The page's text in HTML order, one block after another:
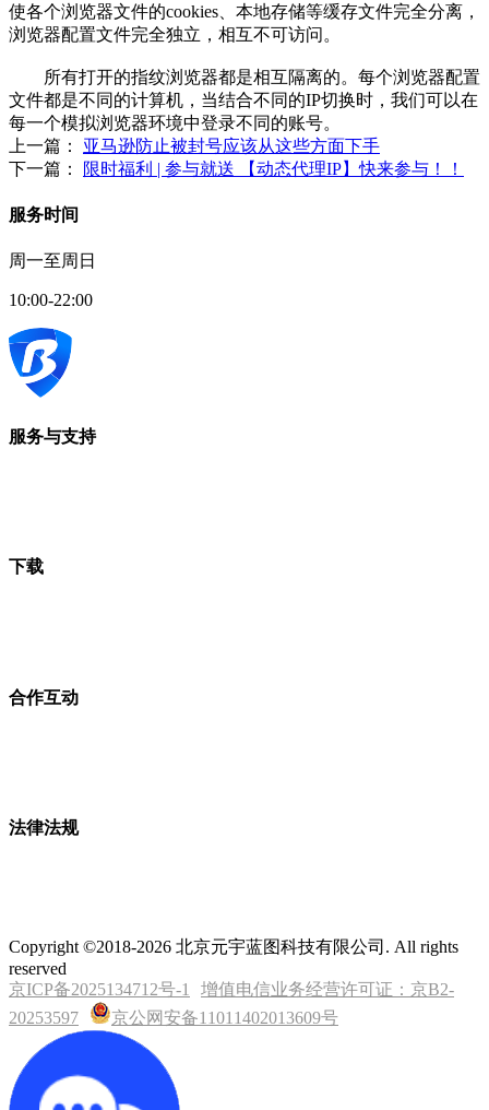
使各个浏览器文件的cookies、本地存储等缓存文件完全分离，
浏览器配置文件完全独立，相互不可访问。
所有打开的指纹浏览器都是相互隔离的。每个浏览器配置
文件都是不同的计算机，当结合不同的IP切换时，我们可以在
每一个模拟浏览器环境中登录不同的账号。
上一篇： 亚马逊防止被封号应该从这些方面下手
下一篇：
限时福利 | 参与就送 【动态代理IP】快来参与！！
服务时间
周一至周日
10:00-22:00
服务与支持
下载
合作互动
法律法规
Copyright ©2018-2026 北京元宇蓝图科技有限公司. All rights
reserved
京ICP备2025134712号-1
增值电信业务经营许可证：京B2-
20253597
京公网安备11011402013609号